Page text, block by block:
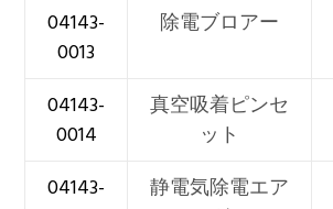
04143-
0013
除電ブロアー
04143-
0014
真空吸着ピンセ
ット
04143-
静電気除電エア